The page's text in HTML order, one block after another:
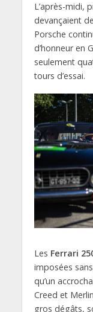
L’après-midi,
devançaient
Porsche
d’honneur en
seulement
tours d’essai.
Les Ferrari
imposées
qu’un
Creed et
gros dégâts,